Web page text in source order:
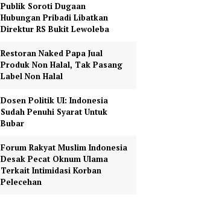
Publik Soroti Dugaan
Hubungan Pribadi Libatkan
Direktur RS Bukit Lewoleba
Restoran Naked Papa Jual
Produk Non Halal, Tak Pasang
Label Non Halal
Dosen Politik UI: Indonesia
Sudah Penuhi Syarat Untuk
Bubar
Forum Rakyat Muslim Indonesia
Desak Pecat Oknum Ulama
Terkait Intimidasi Korban
Pelecehan